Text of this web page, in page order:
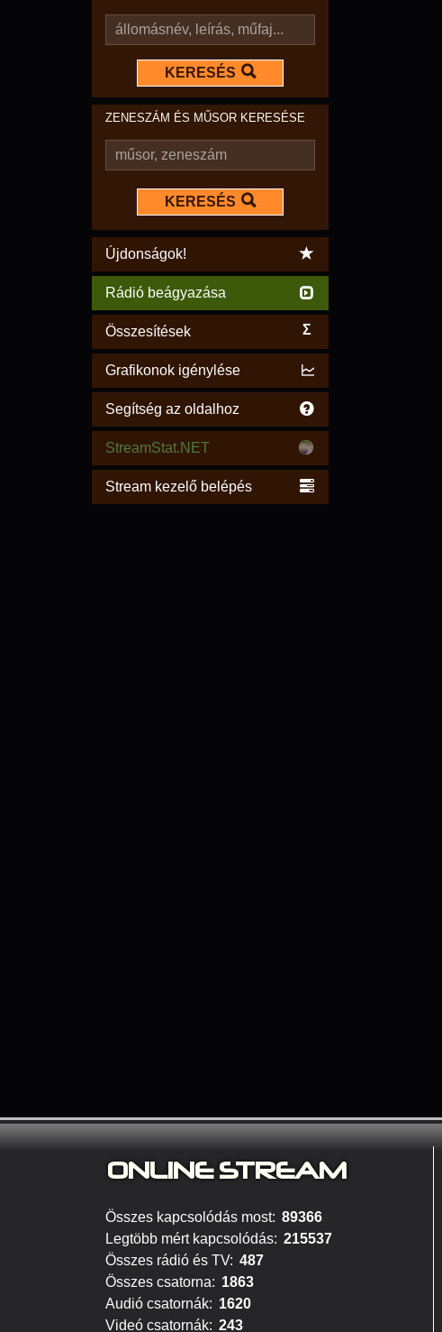
KERESÉS
ZENESZÁM ÉS MŰSOR KERESÉSE
KERESÉS
Újdonságok!
Rádió beágyazása
Összesítések Σ
Grafikonok igénylése
Segítség az oldalhoz
StreamStat.NET
Stream kezelő belépés
ONLINE STREAM
Összes kapcsolódás most: 89366
Legtöbb mért kapcsolódás: 215537
Összes rádió és TV: 487
Összes csatorna: 1863
Audió csatornák: 1620
Videó csatornák: 243